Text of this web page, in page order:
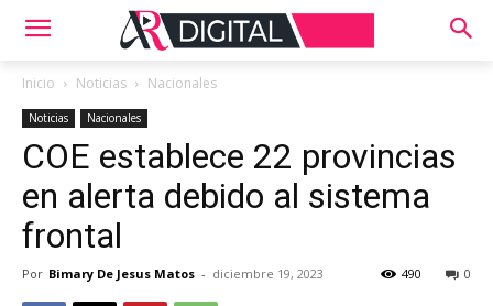
Inicio Noticias Nacionales
Noticias Nacionales
COE establece 22 provincias
en alerta debido al sistema
frontal
Por Bimary De Jesus Matos - diciembre 19, 2023 0
490